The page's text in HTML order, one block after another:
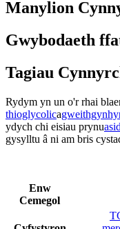
Manylion
Gwybodaeth
Tagiau
Rydym yn un o'r rhai
thioglycolica
ydych chi eisiau prynu
gysylltu â ni am bris
Enw
Cemegol